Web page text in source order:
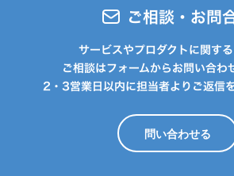
ご相談・お問
サービスやプロダクトに関する
ご相談はフォームからお問い合わ
2・3営業日以内に担当者よりご返信
問い合わせる